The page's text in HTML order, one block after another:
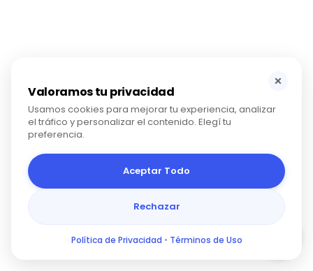
×
Valoramos tu privacidad
Usamos cookies para mejorar tu experiencia, analizar
el tráfico y personalizar el contenido. Elegí tu
preferencia.
Aceptar Todo
Rechazar
Política de Privacidad • Términos de Uso